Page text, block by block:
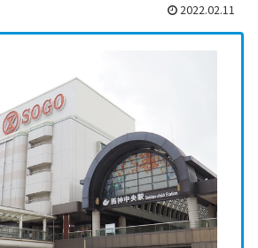
2022.02.11